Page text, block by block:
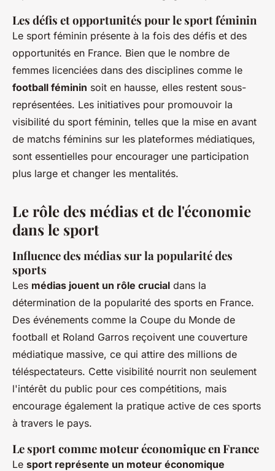
Les défis et opportunités pour le sport féminin
Le sport féminin présente à la fois des défis et des
opportunités en France. Bien que le nombre de
femmes licenciées dans des disciplines comme le
football féminin soit en hausse, elles restent sous-
représentées. Les initiatives pour promouvoir la
visibilité du sport féminin, telles que la mise en avant
de matchs féminins sur les plateformes médiatiques,
sont essentielles pour encourager une participation
plus large et changer les mentalités.
Le rôle des médias et de l'économie
dans le sport
Influence des médias sur la popularité des
sports
Les médias jouent un rôle crucial dans la
détermination de la popularité des sports en France.
Des événements comme la Coupe du Monde de
football et Roland Garros reçoivent une couverture
médiatique massive, ce qui attire des millions de
téléspectateurs. Cette visibilité nourrit non seulement
l'intérêt du public pour ces compétitions, mais
encourage également la pratique active de ces sports
à travers le pays.
Le sport comme moteur économique en France
Le sport représente un moteur économique